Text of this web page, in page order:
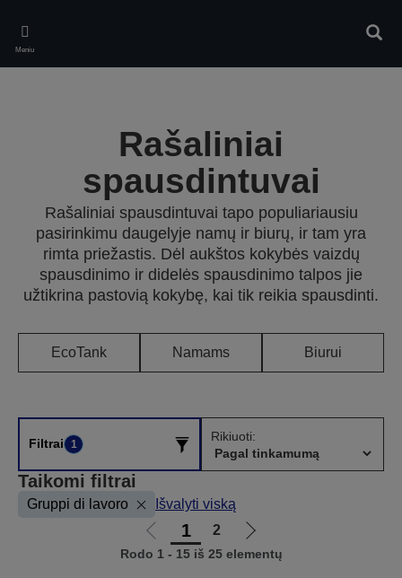
main
content
Meniu
Rašaliniai
spausdintuvai
Rašaliniai spausdintuvai tapo populiariausiu
pasirinkimu daugelyje namų ir biurų, ir tam yra
rimta priežastis. Dėl aukštos kokybės vaizdų
spausdinimo ir didelės spausdinimo talpos jie
užtikrina pastovią kokybę, kai tik reikia spausdinti.
EcoTank Namams Biurui
Filtrai 1
Rikiuoti:
Taikomi filtrai
Gruppi di lavoro Išvalyti viską
Eiti
1 2
Eiti
į
Rodo 1 - 15 iš 25 elementų